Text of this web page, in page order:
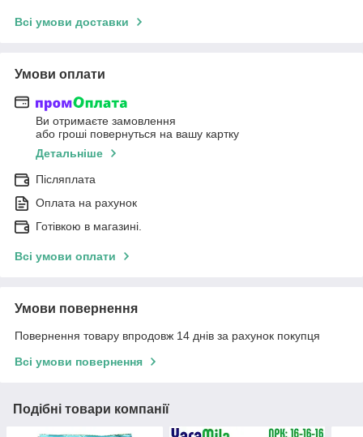
Всі умови доставки
Умови оплати
Ви отримаєте замовлення
або гроші повернуться на вашу картку
Детальніше
Післяплата
Оплата на рахунок
Готівкою в магазині.
Всі умови оплати
Умови повернення
Повернення товару впродовж 14 днів за рахунок покупця
Всі умови повернення
Подібні товари компанії